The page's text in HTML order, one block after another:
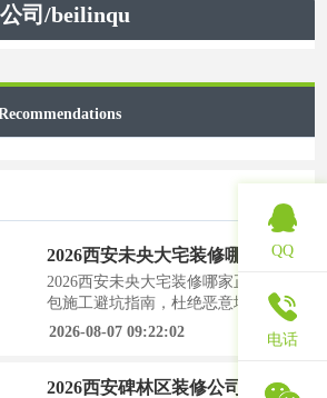
司/beilinqu
2026西安未央大宅装修哪家正规？半包施工避坑指南，杜绝恶意增项
2026西安未央大宅装修哪家正规？半
包施工避坑指南，杜绝恶意增项装修
这件事，说到底就是一场和不确定性
博弈的持久战。尤其是大宅豪宅，动
钱多，而是钱花了却住进一个处处糟
2026-08-07 09:22:02
2026西安碑林区装修公司排名前十强，大宅高品质装修哪家好？先施工后付款零套路
QQ
电话